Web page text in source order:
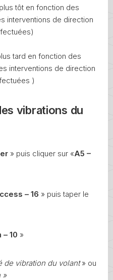
tôt en fonction des
interventions de direction
tard en fonction des
interventions de direction
)
vibrations du
» puis cliquer sur «A5 –
– 16 » puis taper le
10 »
de vibration du volant» ou
»